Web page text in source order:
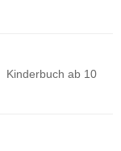
Kinderbuch ab 10